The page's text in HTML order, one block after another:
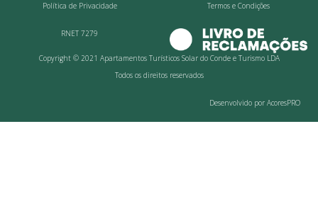
Política de Privacidade Termos e Condições
RNET 7279
Copyright © 2021 Apartamentos Turísticos Solar do Conde e Turismo LDA
Todos os direitos reservados
Desenvolvido por AcoresPRO